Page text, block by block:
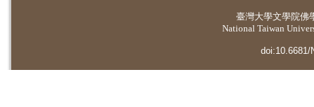
臺灣大學文學院佛
National Taiwan
doi:10.6681/